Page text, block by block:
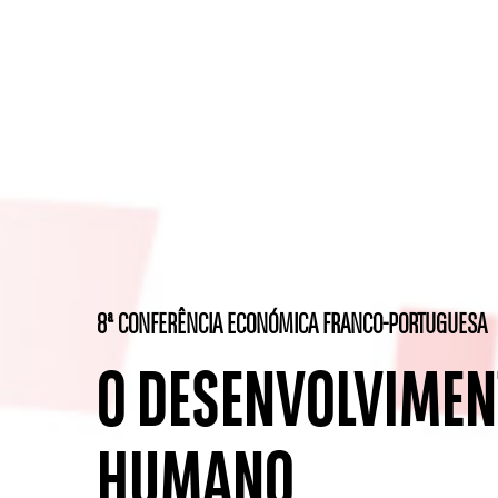
8ª CONFERÊNCIA ECONÓMICA FRANCO-PORTUGUESA
O